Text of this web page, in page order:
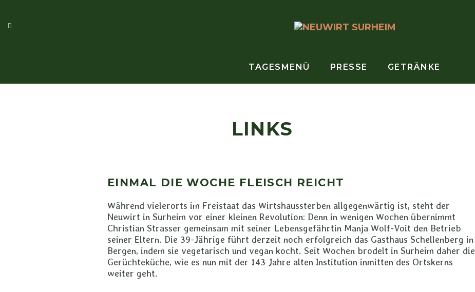
TAGESMENÜ PRESSE GETRÄNKE
LINKS
EINMAL DIE WOCHE FLEISCH REICHT
Während vielerorts im Freistaat das Wirtshaussterben allgegenwärtig ist, steht der
Neuwirt in Surheim vor einer kleinen Revolution: Denn in wenigen Wochen übernimmt
Christian Strasser gemeinsam mit seiner Lebensgefährtin Manja Wolf-Voit den Betrieb
seiner Eltern. Die 39-Jährige führt derzeit noch erfolgreich das Gasthaus Schellenberg in
Bergen, indem sie vegetarisch und vegan kocht. Seit Wochen brodelt in Surheim daher die
Gerüchteküche, wie es nun mit der 143 Jahre alten Institution inmitten des Ortskerns
weiter geht.